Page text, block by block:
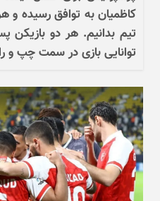
کاظمیان به توافق رسیده و
تیم بدانیم. هر دو
توانایی بازی در سمت چپ و